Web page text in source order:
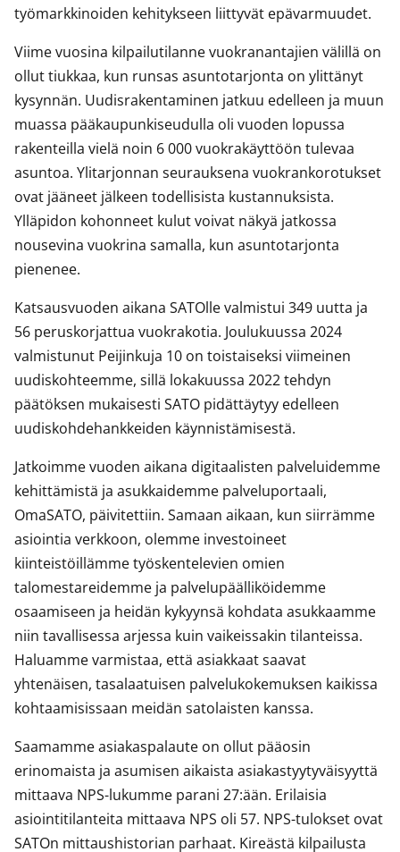
työmarkkinoiden kehitykseen liittyvät epävarmuudet.
Viime vuosina kilpailutilanne vuokranantajien välillä on
ollut tiukkaa, kun runsas asuntotarjonta on ylittänyt
kysynnän. Uudisrakentaminen jatkuu edelleen ja muun
muassa pääkaupunkiseudulla oli vuoden lopussa
rakenteilla vielä noin 6 000 vuokrakäyttöön tulevaa
asuntoa. Ylitarjonnan seurauksena vuokrankorotukset
ovat jääneet jälkeen todellisista kustannuksista.
Ylläpidon kohonneet kulut voivat näkyä jatkossa
nousevina vuokrina samalla, kun asuntotarjonta
pienenee.
Katsausvuoden aikana SATOlle valmistui 349 uutta ja
56 peruskorjattua vuokrakotia. Joulukuussa 2024
valmistunut Peijinkuja 10 on toistaiseksi viimeinen
uudiskohteemme, sillä lokakuussa 2022 tehdyn
päätöksen mukaisesti SATO pidättäytyy edelleen
uudiskohdehankkeiden käynnistämisestä.
Jatkoimme vuoden aikana digitaalisten palveluidemme
kehittämistä ja asukkaidemme palveluportaali,
OmaSATO, päivitettiin. Samaan aikaan, kun siirrämme
asiointia verkkoon, olemme investoineet
kiinteistöillämme työskentelevien omien
talomestareidemme ja palvelupäälliköidemme
osaamiseen ja heidän kykyynsä kohdata asukkaamme
niin tavallisessa arjessa kuin vaikeissakin tilanteissa.
Haluamme varmistaa, että asiakkaat saavat
yhtenäisen, tasalaatuisen palvelukokemuksen kaikissa
kohtaamisissaan meidän satolaisten kanssa.
Saamamme asiakaspalaute on ollut pääosin
erinomaista ja asumisen aikaista asiakastyytyväisyyttä
mittaava NPS-lukumme parani 27:ään. Erilaisia
asiointitilanteita mittaava NPS oli 57. NPS-tulokset ovat
SATOn mittaushistorian parhaat. Kireästä kilpailusta